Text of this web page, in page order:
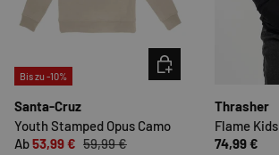
Bis zu -10%
Santa-Cruz
Youth Stamped Opus Camo
Ab53,99 € 59,99 €
OPTIONEN AUSWÄHLEN
Thrasher
Flame Kids
74,99 €